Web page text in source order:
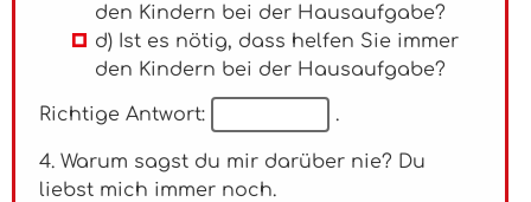
den Kindern bei der Hausaufgabe?
d) Ist es nötig, dass helfen Sie immer
den Kindern bei der Hausaufgabe?
Richtige Antwort: .
4. Warum sagst du mir darüber nie? Du
liebst mich immer noch.